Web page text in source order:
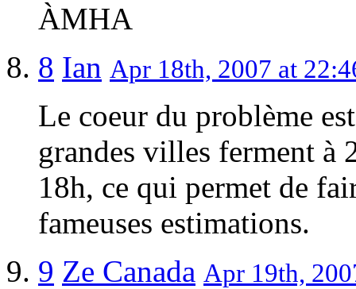
ÀMHA
8 Ian Apr 18th, 2007 at
Le coeur du problème
grandes villes ferment à
18h, ce qui permet de
fameuses estimations.
9 Ze Canada Apr 19th,